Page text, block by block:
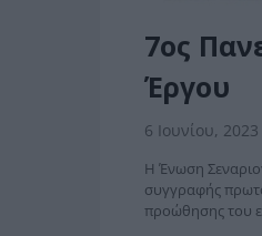
7ος
Έργου
6 Ιουνίου, 2023
H Ένωση
συγγραφής
προώθησης του